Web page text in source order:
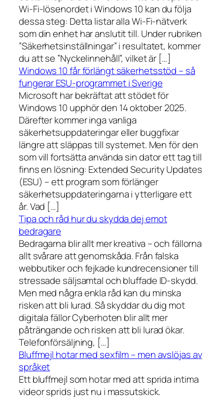
Wi-Fi-lösenordet i Windows 10 kan du följa
dessa steg: Detta listar alla Wi-Fi-nätverk
som din enhet har anslutit till. Under rubriken
”Säkerhetsinställningar” i resultatet, kommer
du att se ”Nyckelinnehåll”, vilket är […]
Windows 10 får förlängt säkerhetsstöd – så
fungerar ESU-programmet i Sverige
Microsoft har bekräftat att stödet för
Windows 10 upphör den 14 oktober 2025.
Därefter kommer inga vanliga
säkerhetsuppdateringar eller buggfixar
längre att släppas till systemet. Men för den
som vill fortsätta använda sin dator ett tag till
finns en lösning: Extended Security Updates
(ESU) – ett program som förlänger
säkerhetsuppdateringarna i ytterligare ett
år. Vad […]
Tipa och råd hur du skydda dej emot
bedragare
Bedragarna blir allt mer kreativa – och fällorna
allt svårare att genomskåda. Från falska
webbutiker och fejkade kundrecensioner till
stressade säljsamtal och bluffade ID-skydd.
Men med några enkla råd kan du minska
risken att bli lurad. Så skyddar du dig mot
digitala fällor Cyberhoten blir allt mer
påträngande och risken att bli lurad ökar.
Telefonförsäljning, […]
Bluffmejl hotar med sexfilm – men avslöjas av
språket
Ett bluffmejl som hotar med att sprida intima
videor sprids just nu i massutskick.